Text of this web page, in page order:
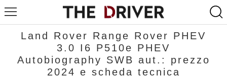
Land Rover Range Rover PHEV
3.0 I6 P510e PHEV
Autobiography SWB aut.: prezzo
2024 e scheda tecnica